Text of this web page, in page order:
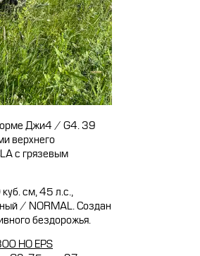
Джи4 / G4. 39
верхнего
с грязевым
см, 45 л.с.,
/ NORMAL. Создан
бездорожья.
HO EPS